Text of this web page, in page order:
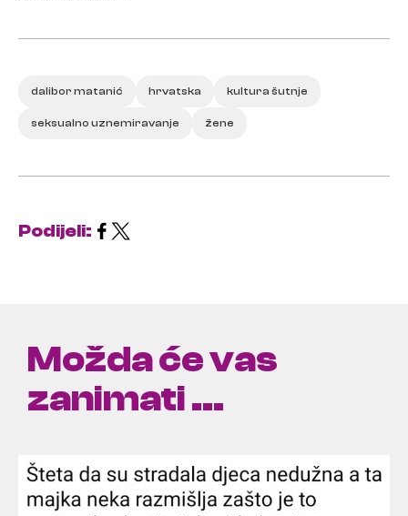
dalibor matanić hrvatska kultura šutnje
seksualno uznemiravanje žene
Podijeli:
Možda će vas
zanimati ...